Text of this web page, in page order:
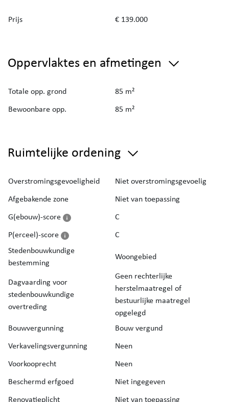
Prijs € 139.000
Oppervlaktes en afmetingen
Totale opp. grond
85 m²
Bewoonbare opp.
85 m²
Ruimtelijke ordening
Overstromingsgevoeligheid
Niet overstromingsgevoelig
Afgebakende zone
Niet van toepassing
G(ebouw)-score
C
P(erceel)-score
C
Stedenbouwkundige
bestemming
Woongebied
Dagvaarding voor
stedenbouwkundige
overtreding
Geen rechterlijke
herstelmaatregel of
bestuurlijke maatregel
opgelegd
Bouwvergunning
Bouw vergund
Verkavelingsvergunning
Neen
Voorkooprecht
Neen
Beschermd erfgoed
Niet ingegeven
Renovatieplicht
Niet van toepassing